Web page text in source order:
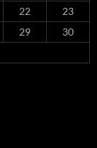
22
23
29
30